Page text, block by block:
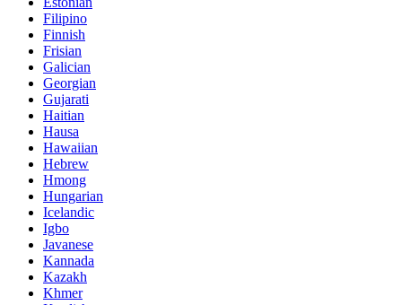
Filipino
Finnish
Frisian
Galician
Georgian
Gujarati
Haitian
Hausa
Hawaiian
Hebrew
Hmong
Hungarian
Icelandic
Igbo
Javanese
Kannada
Kazakh
Khmer